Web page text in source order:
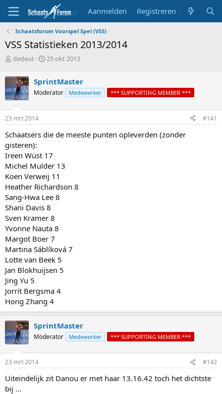
Aanmelden Registreren
Schaatsforum Voorspel Spel (VSS)
VSS Statistieken 2013/2014
T
p
i
c
s
t
a
t
e
r
dedeut
S
r
t
a
m
25 okt 2013
SprintMaster
Moderator Medewerker *** SUPPORTING MEMBER ***
23 mrt 2014 #141
Schaatsers die de meeste punten opleverden (zonder
gisteren):
Ireen Wüst 17
Michel Mulder 13
Koen Verweij 11
Heather Richardson 8
Sang-Hwa Lee 8
Shani Davis 8
Sven Kramer 8
Yvonne Nauta 8
Margot Boer 7
Martina Sáblíková 7
Lotte van Beek 5
Jan Blokhuijsen 5
Jing Yu 5
Jorrit Bergsma 4
Hong Zhang 4
SprintMaster
Moderator Medewerker *** SUPPORTING MEMBER ***
23 mrt 2014 #142
Uiteindelijk zit Danou er met haar 13.16.42 toch het dichtste
bij ...